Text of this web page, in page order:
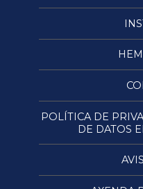
POLÍTICA DE
DE DATOS